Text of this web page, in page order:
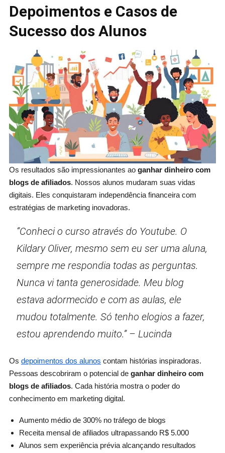
Depoimentos e Casos de
Sucesso dos Alunos
Os resultados são impressionantes ao ganhar dinheiro com
blogs de afiliados. Nossos alunos mudaram suas vidas
digitais. Eles conquistaram independência financeira com
estratégias de marketing inovadoras.
“Conheci o curso através do Youtube. O
Kildary Oliver, mesmo sem eu ser uma aluna,
sempre me respondia todas as perguntas.
Nunca vi tanta generosidade. Meu blog
estava adormecido e com as aulas, ele
mudou totalmente. Só tenho elogios a fazer,
estou aprendendo muito.” – Lucinda
Os depoimentos dos alunos contam histórias inspiradoras.
Pessoas descobriram o potencial de ganhar dinheiro com
blogs de afiliados. Cada história mostra o poder do
conhecimento em marketing digital.
Aumento médio de 300% no tráfego de blogs
Receita mensal de afiliados ultrapassando R$ 5.000
Alunos sem experiência prévia alcançando resultados